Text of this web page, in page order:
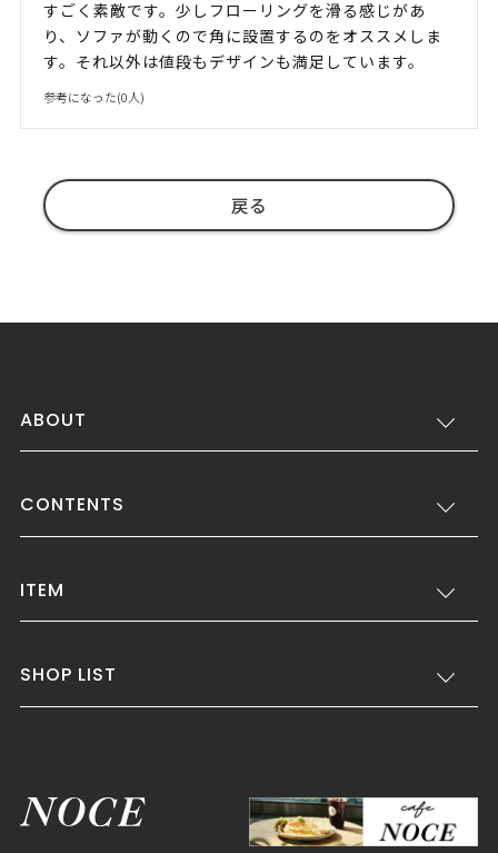
すごく素敵です。少しフローリングを滑る感じがあ
り、ソファが動くので角に設置するのをオススメしま
す。それ以外は値段もデザインも満足しています。
参考になった(0人)
戻る
ABOUT
CONTENTS
ITEM
SHOP LIST